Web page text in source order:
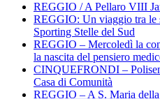
REGGIO / A Pellaro VIII
REGGIO: Un viaggio tra le
Sporting Stelle del Sud
REGGIO – Mercoledì la
la nascita del pensiero
CINQUEFRONDI –
Casa di Comunità
REGGIO – A S. Maria